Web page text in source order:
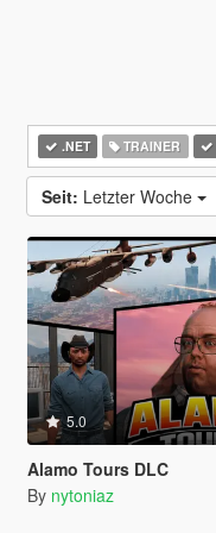
.NET TRAINER
Seit: Letzter Woche
5.0
Alamo Tours DLC
By nytoniaz